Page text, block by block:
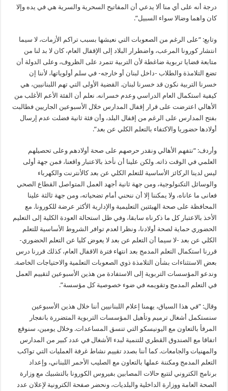
درجة أنه على أي منا ألا يدعي أن المفاتيح السحرية والسرية هي في يده وإلا
كان واهما وضالا سواء السبيل”.
وتابع: “على الرغم من الصعوبات التي نعيشها بسبب تراكم الأزمات، لا سيما
انتشار كورونا المرعب، واضطرار البلاد إلى الإقفال العام، كان لا بد لنا من
متابعة قضايا تربوية ضاغطة لأن التربية تتمرد على الظروف، وعلى الدولة أن
تضع التلامذة والطلاب -داخل لبنان أو خارجه- في سلم أولوياتها، لأننا إن
خسرنا التربية نكون قد خسرنا لبنان. القضية الأولى التي تهم اللبنانيين، هي
كيفية استكمال العام الدراسي وعدم خسرانه. نعلم أن الفئة الأعم الأغلب من
الأهالي اعترضت على قرار إقفال المدارس خلال الأسبوعين الجاريين فطالبت
بفتح المدارس على الرغم من إقفال البلد، وأن فئة ثانية فضلت عدم إرسال
أولادها حضوريا والاكتفاء بالتعلم الكلي عن بعد”.
وأردف: “نتفهم الأهالي ونقدر حرصهم على صحة أولادهم وعلى تحصيلهم
العلمي في الوقت ذاته. ولكن علينا أن نأخذ بالاعتبار واقعنا، فمن جهة أولى
ليس لدينا الركائز الأساسية للتعلم الكلي عن بعد كالأنترنت والكهرباء
والوسائل التكنولوجية، ومن جهة ثانية أجهد العمل المتواصل القطاع الصحي
فعانى ما عاناه، ولا يمكننا إلا أن ننحني أمام تضحياته، ومن جهة ثالثة علينا
المحافظة على صحة الهيئتين التعليمية والإدارية الأكثر عرضة للكورونا. مع
الأخذ بالاعتبار كل ما ذكرناه سابقا، وفي ظل استحالة العودة الكلية إلى التعليم
الحضوري حماية لصحة أولادنا، ونظرا لعدم توافر الشروط الأساسية للتعلم
الكلي عن بعد -لا سيما أن التعلم عن بعد لا يعوض كليا عن التعلم الحضوري-
قررنا استكمال التعلم المدمج بعد انتهاء فترة الاقفال العام، كذلك قررنا درس
بعض الاستثناءات بشأن التلامذة ذوي الصعوبات التعلمية والاحتياجات الخاصة.
وندعو المؤسسات التربوية إلى الاستفادة من هذين الأسبوعين لتقييم العمل
في التعلم المدمج وتقويمه في ضوء خصوصية كل مؤسسة”.
وقال: “في هذا السياق، يهمنا إعلام اللبنانيين أننا خلال هذين الأسبوعين
سنستكمل أشغال ترميم وتأهيل المؤسسات التربوية المتضررة بانفجار
المرفأ بالتعاون مع اليونيسكو التي تنسق المساعدات. وخلال يومين، سنوقع
اتفاقا مع الصندوق القطري للتنمية لبدء الأشغال في عدد كبير من المدارس
والمهنيات والجامعات. كما أننا بصدد تقييم نشاط غرفة العمليات التي تواكب
التعلم المدمج ومكننة عملها بالتعاون مع الصليب الأحمر اللبناني، وإعداد
برنامج الكتروني لتتبع حالات المصابين بفيروس الكورونا بالتشبيك مع وزارة
الصحة العامة ووزارة الداخلية والبلديات، ونحضر صفحة الكترونية لإعلان عدد